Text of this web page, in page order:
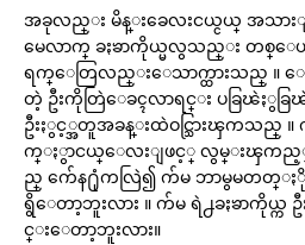
အခုလည္း မိန္းခေလးငယ္ငယ္ အသ
မေလာက္ ခႏၶာကိုယ္မလွသည္း တစ္ေယ
ရက္ေတြလည္းေသာက္ထားသည္ ။ ေ
တဲ့ ဦးကိုတြဲေခၚလာရင္း ပခြၽဲ
ဦးႏွင့္အတူအခန္းထဲဝင္သြားၾကသည္
က္ႏွာငယ္ေလးျဖင့္ လွမ္းၾကည့္ေန
ည္ က်ေန႐ုံကလြဲ၍ က်မ ဘာမွမတတ္ႏိုင္ခဲ့
ရွိေတာ့ဘူးလား ။ က်မ ရဲ႕ခႏၶာကိုယ္က
င္းေတာ့ဘူးလား။